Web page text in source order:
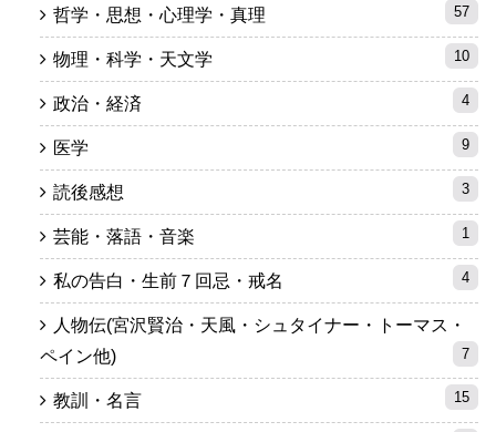
哲学・思想・心理学・真理 57
物理・科学・天文学 10
政治・経済 4
医学 9
読後感想 3
芸能・落語・音楽 1
私の告白・生前７回忌・戒名 4
人物伝(宮沢賢治・天風・シュタイナー・トーマス・
ペイン他)
7
教訓・名言 15